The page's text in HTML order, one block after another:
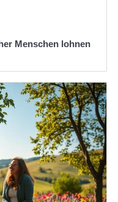
Menschen lohnen